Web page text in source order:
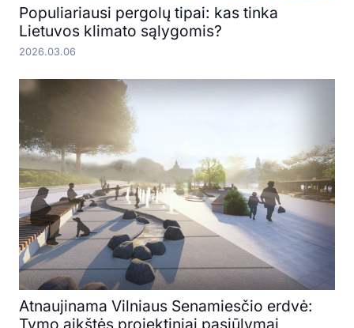
Populiariausi pergolų tipai: kas tinka
Lietuvos klimato sąlygomis?
2026.03.06
Atnaujinama Vilniaus Senamiesčio erdvė:
Tymo aikštės projektiniai pasiūlymai